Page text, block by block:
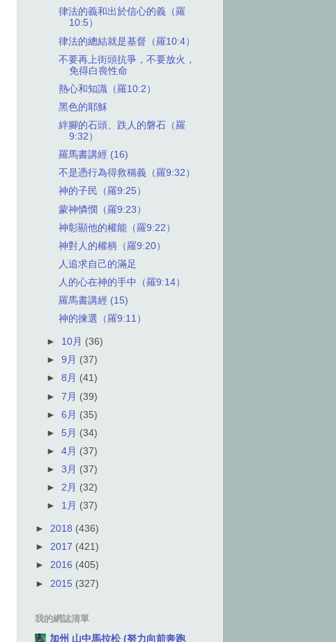
律法的義和出於信心的義（羅
10:5）
律法的總結就是基督（羅10:4）
不要再上街頭抗爭，不要放火，
免得白喪性命
熱心和知識（羅10:2）
黑色的耶穌
絆腳的石頭、跌人的磐石（羅
9:32）
羅馬書講經 (16)
不是憑行為得救稱義（羅9:32）
神的子民（羅9:25）
蒙神憐憫（羅9:23）
神彰顯他的權能（羅9:22）
神對人的權柄（羅9:20）
人追求自己的滿足
人的心在神的手中（羅9:14）
羅馬書講經 (15)
神的揀選（羅9:11）
► 10月 (36)
►9月 (37)
►8月 (41)
►7月 (39)
►6月 (35)
► 5月 (34)
►4月 (37)
►3月 (37)
►2月 (32)
► 1月 (37)
► 2018 (436)
► 2017 (421)
► 2016 (405)
► 2015 (327)
我的網誌清單
加州 山中馬拉松 (努力向前奔跑